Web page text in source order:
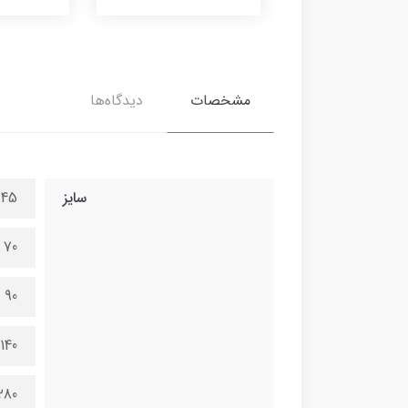
مشخصات دیدگاه‌ها
سایز 45 در 100 سانتی متر
70 در 150 سانتی متر
90 در 200 سانتی متر
140 در 300 سانتی متر
280 در 600